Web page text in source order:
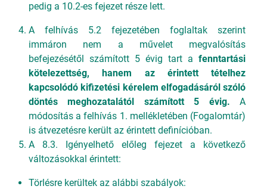
pedig a 10.2-es fejezet része lett.
A felhívás 5.2 fejezetében foglaltak szerint
immáron nem a művelet megvalósítás
befejezésétől számított 5 évig tart a fenntartási
kötelezettség, hanem az érintett tételhez
kapcsolódó kifizetési kérelem elfogadásáról szóló
döntés meghozatalától számított 5 évig. A
módosítás a felhívás 1. mellékletében (Fogalomtár)
is átvezetésre került az érintett definícióban.
A 8.3. Igényelhető előleg fejezet a következő
változásokkal érintett:
Törlésre kerültek az alábbi szabályok: